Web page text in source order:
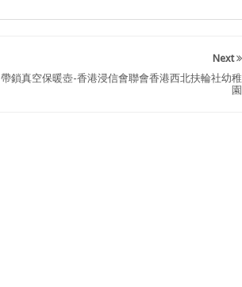
Next
帶鎖真空保暖壺-香港浸信會聯會香港西北扶輪社幼稚
園